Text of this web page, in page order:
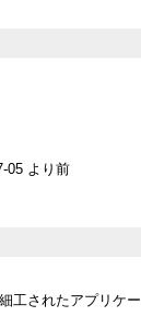
05 より前
工されたアプリケ